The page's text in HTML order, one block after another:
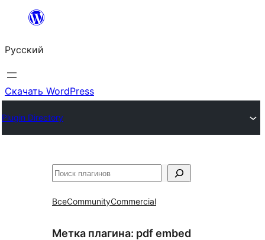
Перейти
содержимому
Русский
Скачать WordPress
Plugin Directory
Поиск
ВсеCommunityCommercial
Метка плагина: pdf embed